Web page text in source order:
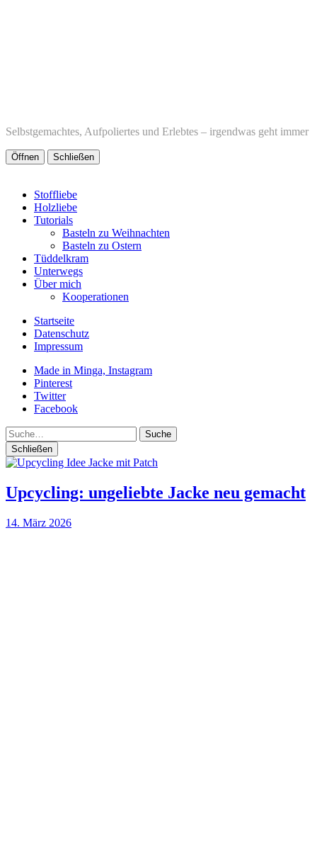
Selbstgemachtes, Aufpoliertes und Erlebtes – irgendwas geht immer
Öffnen Schließen
Stoffliebe
Holzliebe
Tutorials
Basteln zu Weihnachten
Basteln zu Ostern
Tüddelkram
Unterwegs
Über mich
Kooperationen
Startseite
Datenschutz
Impressum
Made in Minga, Instagram
Pinterest
Twitter
Facebook
Suche
Schließen
Upcycling: ungeliebte Jacke neu gemacht
14. März 2026